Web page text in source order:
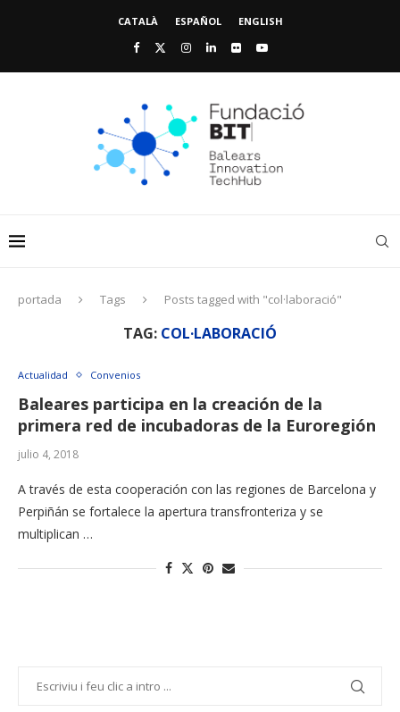
CATALÀ ESPAÑOL ENGLISH
portada Tags Posts tagged with "col·laboració"
TAG: COL·LABORACIÓ
Actualidad Convenios
Baleares participa en la creación de la
primera red de incubadoras de la Euroregión
julio 4, 2018
A través de esta cooperación con las regiones de Barcelona y
Perpiñán se fortalece la apertura transfronteriza y se
multiplican …